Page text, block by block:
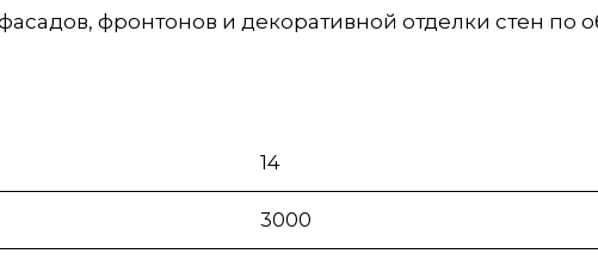
фронтонов и декоративной отделки стен по
14
3000